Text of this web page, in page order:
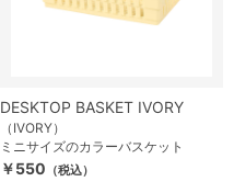
DESKTOP BASKET IVORY
（IVORY）
ミニサイズのカラーバスケット
￥550 （税込）